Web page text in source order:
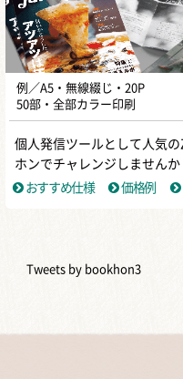
例／A5・無線綴じ・20P
50部・全部カラー印刷
個人発信ツールとして人気
ホンでチャレンジしませんか
おすすめ仕様
価格例
Tweets by bookhon3